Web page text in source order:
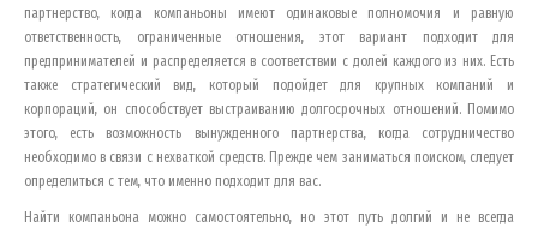
партнерство, когда компаньоны имеют одинаковые полномочия и равную
ответственность, ограниченные отношения, этот вариант подходит для
предпринимателей и распределяется в соответствии с долей каждого из них. Есть
также стратегический вид, который подойдет для крупных компаний и
корпораций, он способствует выстраиванию долгосрочных отношений. Помимо
этого, есть возможность вынужденного партнерства, когда сотрудничество
необходимо в связи с нехваткой средств. Прежде чем заниматься поиском, следует
определиться с тем, что именно подходит для вас.
Найти компаньона можно самостоятельно, но этот путь долгий и не всегда